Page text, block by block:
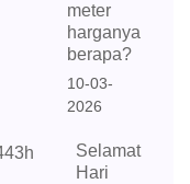
meter
harganya
berapa?
10-03-
2026
Selamat
Hari